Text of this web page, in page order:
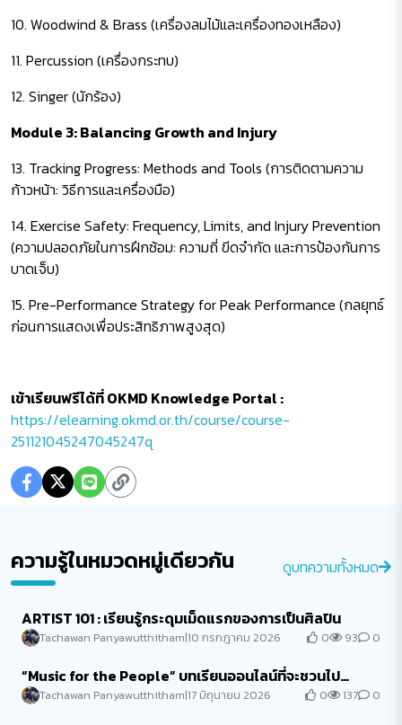
10. Woodwind & Brass (เครื่องลมไม้และเครื่องทองเหลือง)
11. Percussion (เครื่องกระทบ)
12. Singer (นักร้อง)
Module 3: Balancing Growth and Injury
13. Tracking Progress: Methods and Tools (การติดตามความ
ก้าวหน้า: วิธีการและเครื่องมือ)
14. Exercise Safety: Frequency, Limits, and Injury Prevention
(ความปลอดภัยในการฝึกซ้อม: ความถี่ ขีดจำกัด และการป้องกันการ
บาดเจ็บ)
15. Pre-Performance Strategy for Peak Performance (กลยุทธ์
ก่อนการแสดงเพื่อประสิทธิภาพสูงสุด)
เข้าเรียนฟรีได้ที่ OKMD Knowledge Portal :
https://elearning.okmd.or.th/course/course-
251121045247045247q
ความรู้ในหมวดหมู่เดียวกัน ดูบทความทั้งหมด
ARTIST 101 : เรียนรู้กระดุมเม็ดแรกของการเป็นศิลปิน
Tachawan Panyawutthitham|10 กรกฎาคม 2026 0 93 0
“Music for the People” บทเรียนออนไลน์ที่จะชวนไป
สร้างสรรค์เสียงเพลงเพื่อผู้คนและส...
Tachawan Panyawutthitham|17 มิถุนายน 2026 0 137 0